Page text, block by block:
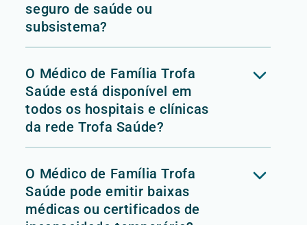
seguro de saúde ou
subsistema?
O Médico de Família Trofa
Saúde está disponível em
todos os hospitais e clínicas
da rede Trofa Saúde?
O Médico de Família Trofa
Saúde pode emitir baixas
médicas ou certificados de